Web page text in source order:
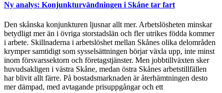
Ny analys: Konjunkturvändningen i Skåne tar fart
Den skånska konjunkturen ljusnar allt mer. Arbetslösheten minskar
betydligt mer än i övriga storstadslän och fler utrikes födda kommer
i arbete. Skillnaderna i arbetslöshet mellan Skånes olika delområden
krymper samtidigt som sysselsättningen börjar växla upp, inte minst
inom försvarssektorn och företagstjänster. Men jobbtillväxten sker
huvudsakligen i västra Skåne, medan östra Skånes arbetstillfällen
har blivit allt färre. På bostadsmarknaden är återhämtningen desto
mer dämpad, med avtagande prisuppgångar och ett